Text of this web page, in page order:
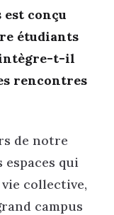
est conçu
étudiants
intègre-t-il
rencontres
de notre
qui
collective,
campus